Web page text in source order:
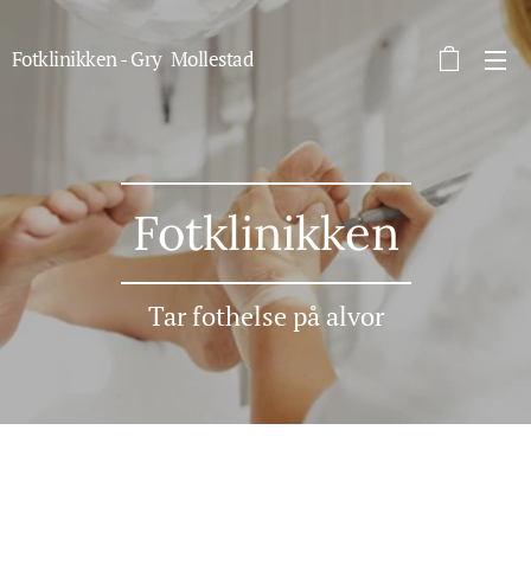
Fotklinikken - Gry Mollestad
autorisert fotterapeut
Fotklinikken
Tar fothelse på alvor